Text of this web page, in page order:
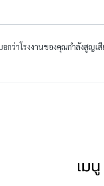
ว่าโรงงานของคุณกำลังสูญเ
เมนู